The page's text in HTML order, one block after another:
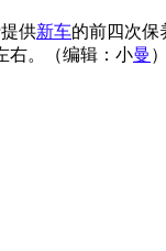
供新车的前四次保
右。（编辑：小曼 ）